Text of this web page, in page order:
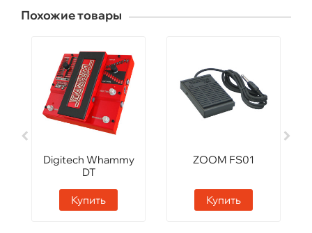
Похожие товары
Digitech Whammy
DT
Купить
ZOOM FS01
Купить